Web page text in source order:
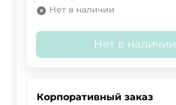
Нет в наличии
Нет в наличии
Корпоративный заказ